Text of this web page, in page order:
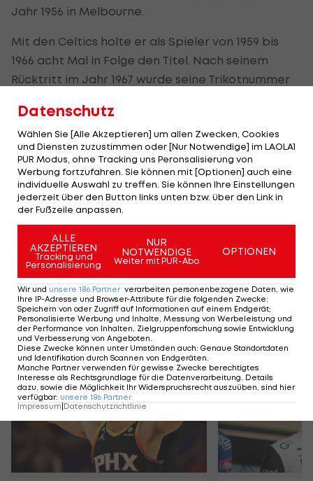
Jahr 1956 in Melbourne.
Mit den Celtics holte er als Spieler von 1959 bis
1966 acht Mal in Folge den Titel. Nach seinem
Rücktritt im Jahr 1967 wurde seine Trikotnummer
Zudem gewann Jones 1984 und 1986 als Cheftrainer
mit Boston den Titel. 1985 und 1987 stand er mit
seiner Truppe zudem im Finale. 1989 wurde er in
die Hall of Fame aufgenommen.
HIGHLIGHTS: LASK - SK Sturm Graz
Fußball - Frauen-Bundesliga
FC Blau-Weiß Linz
Fußball -
Mehr zum Thema
Datenschutz
Wählen Sie [Alle Akzeptieren] um allen Zwecken, Cookies
und Diensten zuzustimmen oder [Nur Notwendige] im LAOLA1
PUR Modus, ohne Tracking uns Peronsalisierung von
Werbung fortzufahren. Sie können mit [Optionen] auch eine
individuelle Auswahl zu treffen. Sie können Ihre Einstellungen
jederzeit über den Button links unten bzw. über den Link in
der Fußzeile anpassen.
ALLE
AKZEPTIEREN
Tracking und
Personalisierung
NUR
NOTWENDIGE
Weiter mit PUR-Abo
OPTIONEN
Wir und unsere 186 Partner verarbeiten personenbezogene Daten, wie
Ihre IP-Adresse und Browser-Attribute für die folgenden Zwecke:
Speichern von oder Zugriff auf Informationen auf einem Endgerät;
Personalisierte Werbung und Inhalte, Messung von Werbeleistung und
der Performance von Inhalten, Zielgruppenforschung sowie Entwicklung
und Verbesserung von Angeboten.
Diese Zwecke können unter Umständen auch: Genaue Standortdaten
und Identifikation durch Scannen von Endgeräten.
Manche Partner verwenden für gewisse Zwecke berechtigtes
Interesse als Rechtsgrundlage für die Datenverarbeitung. Details
dazu, sowie die Möglichkeit Ihr Widerspruchsrecht auszuüben, sind hier
verfügbar: unsere 186 Partner
Impressum Datenschutzrichtlinie